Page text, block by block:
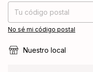
No sé mi código postal
Nuestro local